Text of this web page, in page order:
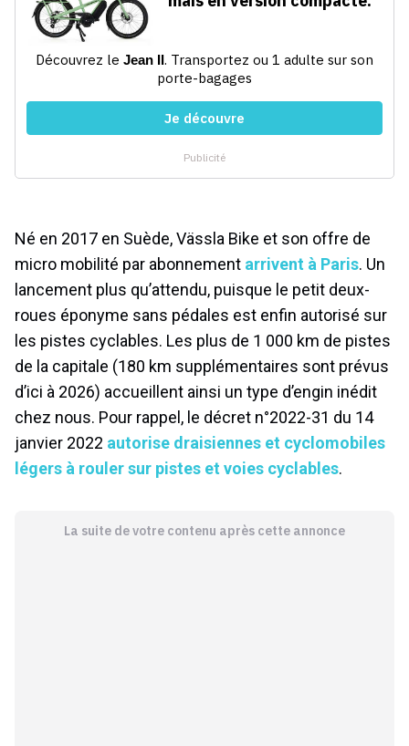
Né en 2017 en Suède, Vässla Bike et son offre de
micro mobilité par abonnement
arrivent à Paris
. Un
lancement plus qu’attendu, puisque le petit deux-
roues éponyme sans pédales est enfin autorisé sur
les pistes cyclables. Les plus de 1 000 km de pistes
de la capitale (180 km supplémentaires sont prévus
d’ici à 2026) accueillent ainsi un type d’engin inédit
chez nous. Pour rappel, le décret n°2022-31 du 14
janvier 2022
autorise draisiennes et cyclomobiles
légers à rouler sur pistes et voies cyclables
La suite de votre contenu après cette annonce